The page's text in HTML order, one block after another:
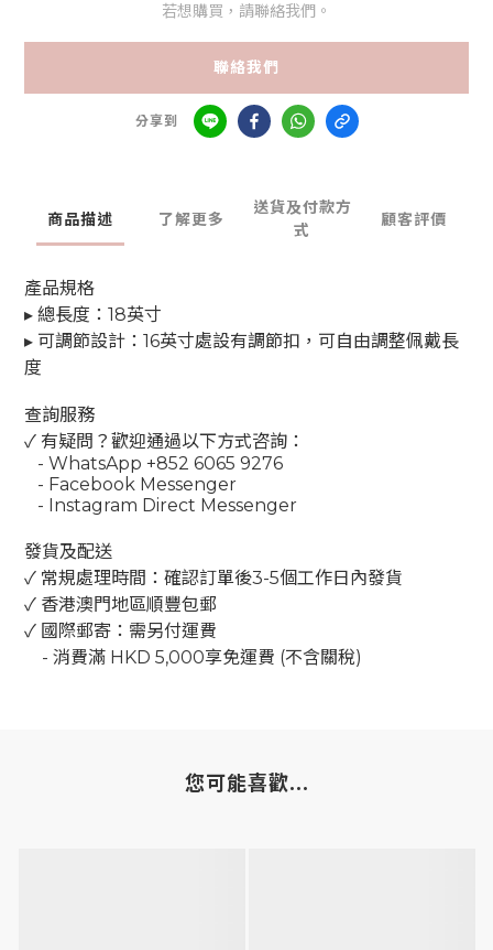
若想購買，請聯絡我們。
聯絡我們
分享到
商品描述 了解更多
送貨及付款方
式
顧客評價
產品規格
▸ 總長度：18英寸
▸ 可調節設計：16英寸處設有調節扣，可自由調整佩戴長
度
查詢服務
✓ 有疑問？歡迎通過以下方式咨詢：
- WhatsApp +852 6065 9276
- Facebook Messenger
- Instagram Direct Messenger
發貨及配送
✓ 常規處理時間：確認訂單後3-5個工作日內發貨
✓ 香港澳門地區順豐包郵
✓ 國際郵寄：需另付運費
- 消費滿 HKD 5,000享免運費 (不含關稅)
您可能喜歡...